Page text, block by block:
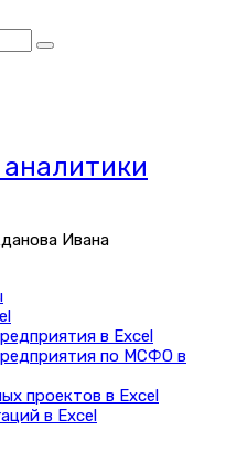
Ивана
в Excel
по МСФО в
проектов в Excel
в Excel